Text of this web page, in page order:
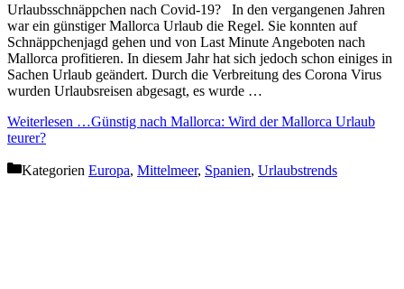
Urlaubsschnäppchen nach Covid-19? In den vergangenen Jahren
war ein günstiger Mallorca Urlaub die Regel. Sie konnten auf
Schnäppchenjagd gehen und von Last Minute Angeboten nach
Mallorca profitieren. In diesem Jahr hat sich jedoch schon einiges in
Sachen Urlaub geändert. Durch die Verbreitung des Corona Virus
wurden Urlaubsreisen abgesagt, es wurde …
Weiterlesen …Günstig nach Mallorca: Wird der Mallorca Urlaub
teurer?
Kategorien Europa, Mittelmeer, Spanien, Urlaubstrends